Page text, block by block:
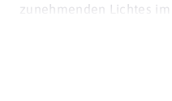
zunehmenden Lichtes im